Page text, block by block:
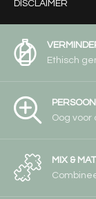
DISCLAIMER
Ethisch
Oog voor
MIX &